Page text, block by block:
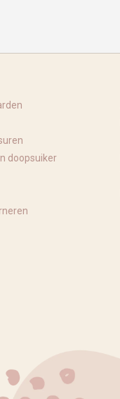
doopsuiker